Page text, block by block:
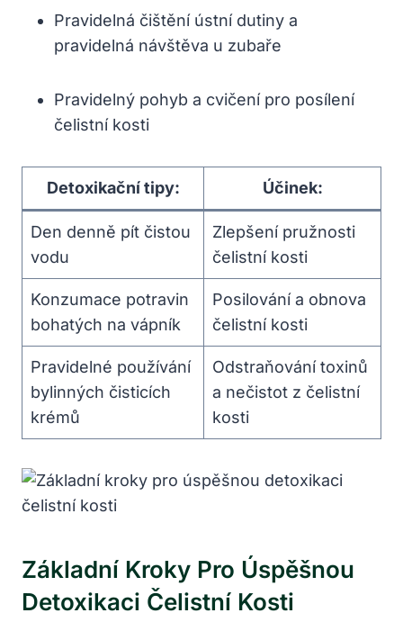
Pravidelná čištění ústní dutiny a
pravidelná návštěva u zubaře
Pravidelný pohyb a cvičení pro posílení
čelistní kosti
Detoxikační tipy: Účinek:
Den denně pít čistou
vodu
Zlepšení pružnosti
čelistní kosti
Konzumace potravin
bohatých na vápník
Posilování a obnova
čelistní kosti
Pravidelné používání
bylinných čisticích
krémů
Odstraňování toxinů
a nečistot z čelistní
kosti
Základní Kroky Pro Úspěšnou
Detoxikaci Čelistní Kosti